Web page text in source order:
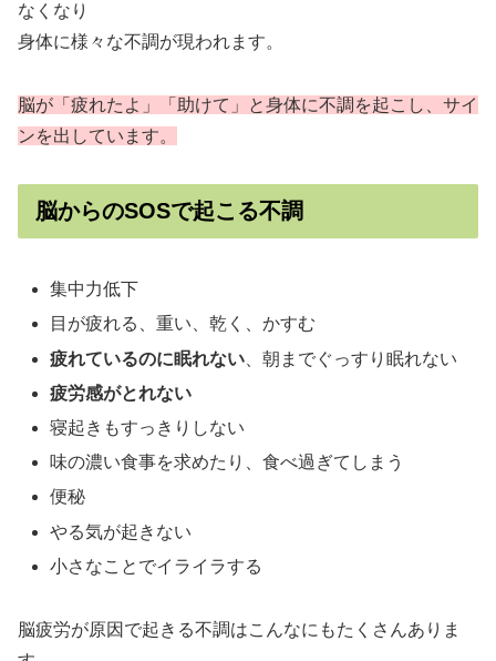
なくなり
身体に様々な不調が現われます。
脳が「疲れたよ」「助けて」と身体に不調を起こし、サイ
ンを出しています。
脳からのSOSで起こる不調
集中力低下
目が疲れる、重い、乾く、かすむ
疲れているのに眠れない 、朝までぐっすり眠れない
疲労感がとれない
寝起きもすっきりしない
味の濃い食事を求めたり、食べ過ぎてしまう
便秘
やる気が起きない
小さなことでイライラする
脳疲労が原因で起きる不調はこんなにもたくさんありま